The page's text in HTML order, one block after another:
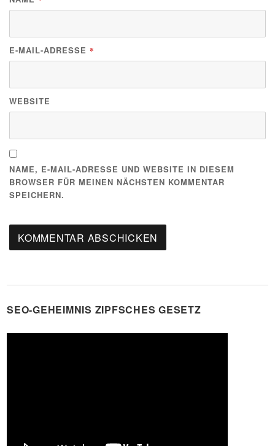
E-MAIL-ADRESSE *
WEBSITE
NAME, E-MAIL-ADRESSE UND WEBSITE IN DIESEM
BROWSER FÜR MEINEN NÄCHSTEN KOMMENTAR
SPEICHERN.
SEO-GEHEIMNIS ZIPFSCHES GESETZ